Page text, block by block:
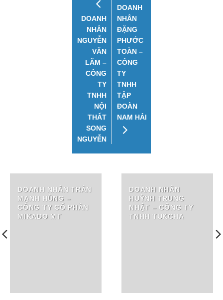
DOANH
NHÂN
NGUYỄN
VĂN
LÃM –
CÔNG
TY
TNHH
NỘI
THẤT
SONG
NGUYỄN
DOANH
NHÂN
ĐẶNG
PHƯỚC
TOÀN –
CÔNG
TY
TNHH
TẬP
ĐOÀN
NAM HẢI
DOANH NHÂN TRẦN
MẠNH HÙNG –
CÔNG TY CỔ PHẦN
MIKADO MT
DOANH NHÂN
HUỲNH TRUNG
NHẬT – CÔNG TY
TNHH TUKCHA